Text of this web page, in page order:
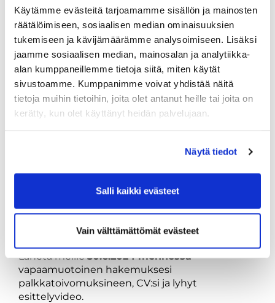
Käytämme evästeitä tarjoamamme sisällön ja mainosten
räätälöimiseen, sosiaalisen median ominaisuuksien
tukemiseen ja kävijämäärämme analysoimiseen. Lisäksi
jaamme sosiaalisen median, mainosalan ja analytiikka-
alan kumppaneillemme tietoja siitä, miten käytät
sivustoamme. Kumppanimme voivat yhdistää näitä
tietoja muihin tietoihin, joita olet antanut heille tai joita on
kerätty, kun olet käyttänyt heidän palvelujaan.
Näytä tiedot
Salli kaikki evästeet
Vain välttämättömät evästeet
yhteistyökykyisen ja kehittyvän
työyhteisön
ymmärtää kannattavuuden tärkeyden
liiketoiminnan jatkuvuuden perustana
omaa erinomaiset viestintä- ja
neuvottelutaidot sekä suomeksi että
englanniksi
Roolissasi johdat yhtiön hallintoa, operatiivista
toimintaa ja kehitystä sekä osallistut myös
toimiva organisaatio, selkeät roolit, tavoitteet,
ohjaavat toimintaasi.
Hakemukset sähköpostilla osoitteeseen:
toimitusjohtajahaku@tahkogolf.fi
Lähetä meille30.6.2024 mennessä
vapaamuotoinen hakemuksesi
palkkatoivomuksineen, CV:si ja lyhyt
esittelyvideo.